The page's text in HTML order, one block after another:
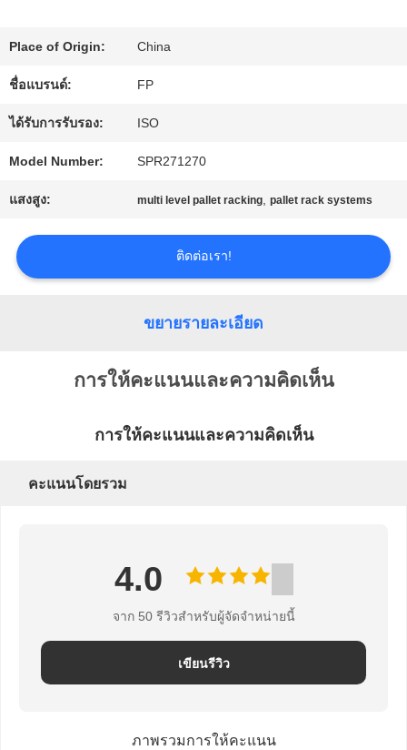
ติดต่อ
ขอ
อ้าง
แผนผัง
PRIVACY
POLICY
Place of Origin: China
ชื่อแบรนด์: FP
ได้รับการรับรอง: ISO
Model Number: SPR271270
แสงสูง: multi level pallet racking,pallet rack systems
ติดต่อเรา!
ขยายรายละเอียด
การให้คะแนนและความคิดเห็น
การให้คะแนนและความคิดเห็น
คะแนนโดยรวม
4.0
จาก 50 รีวิวสําหรับผู้จัดจําหน่ายนี้
เขียนรีวิว
ภาพรวมการให้คะแนน